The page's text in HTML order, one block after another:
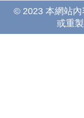
© 2023 本網站內
或重